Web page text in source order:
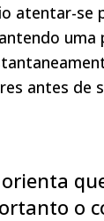
atentar-se
antes de
orienta
o